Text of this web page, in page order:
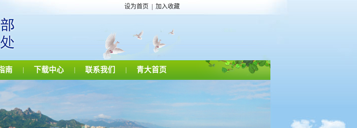
设为首页 加入收藏
南 下载中心 联系我们 青大首页